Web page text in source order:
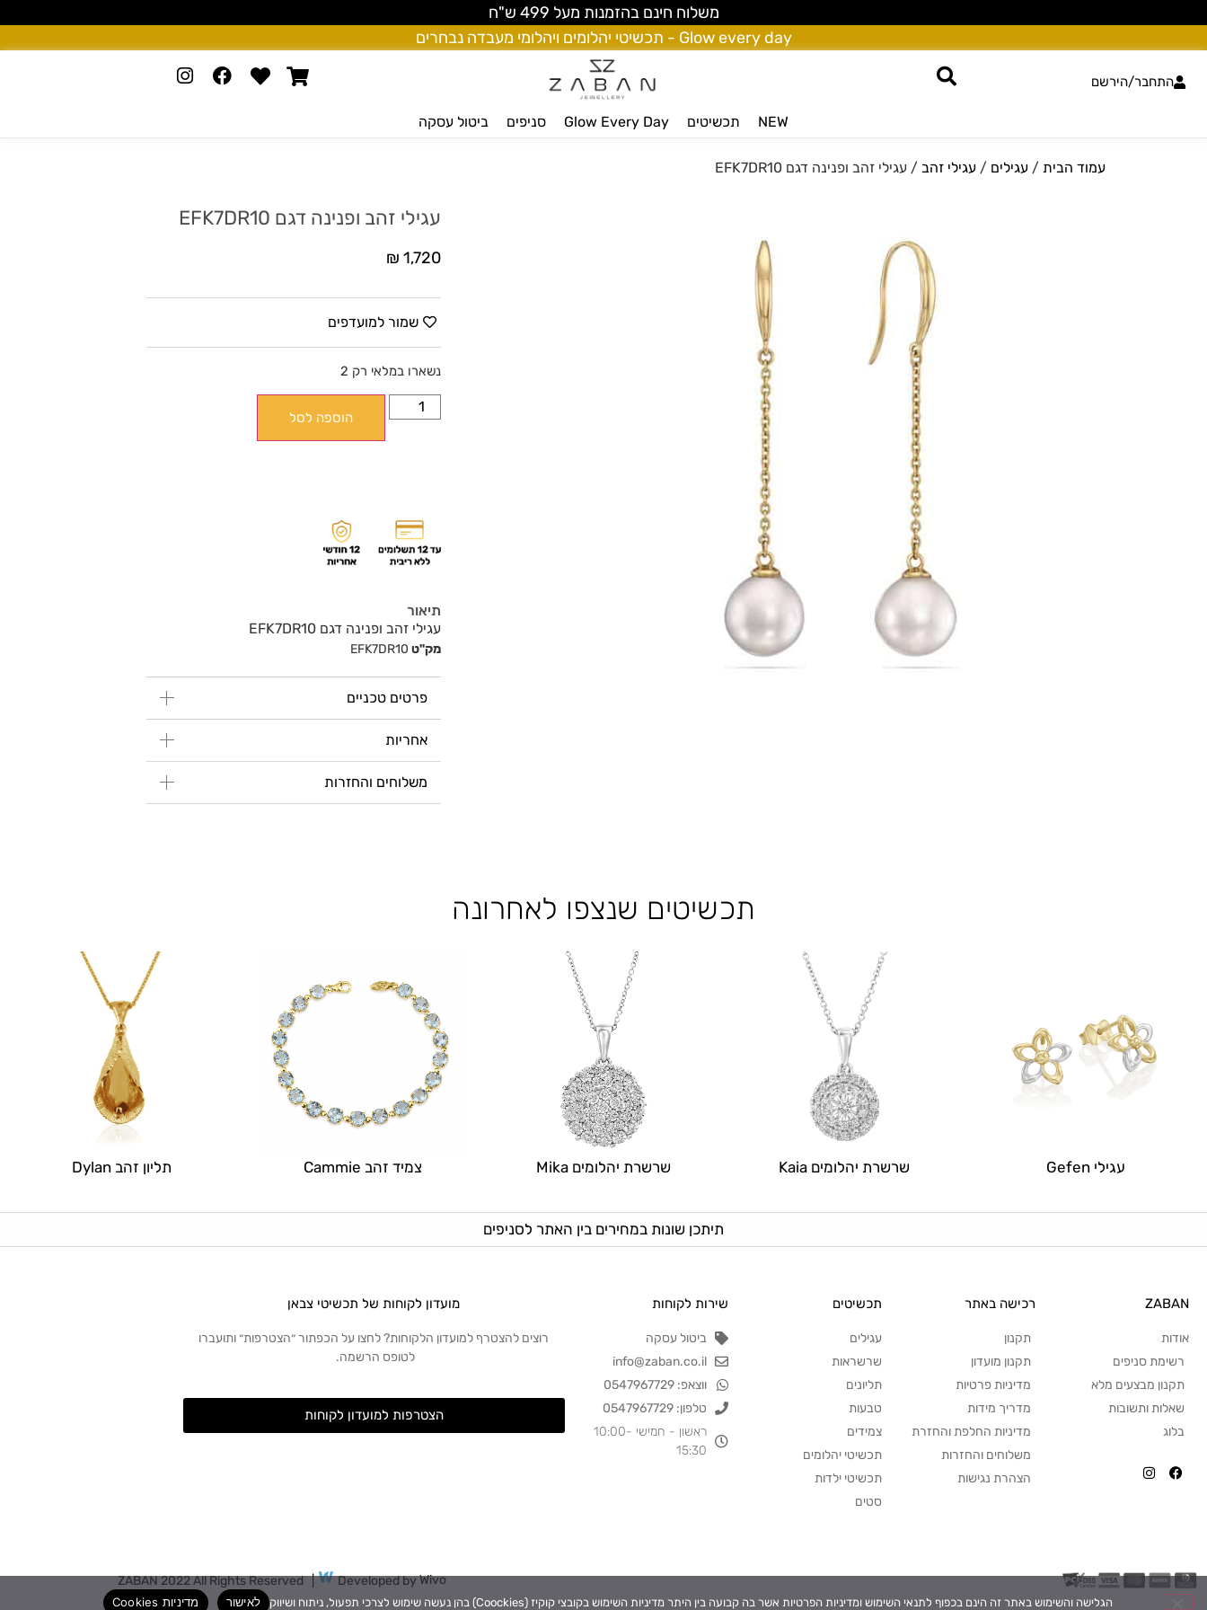
משלוח חינם בהזמנות מעל 499 ש"ח
Glow every day - תכשיטי יהלומים ויהלומי מעבדה נבחרים
התחבר/הירשם
NEW תכשיטים Glow Every Day סניפים ביטול עסקה
עמוד הבית /עגילים /עגילי זהב / עגילי זהב ופנינה דגם EFK7DR10
עגילי זהב ופנינה דגם EFK7DR10
₪ 1,720
שמור למועדפים
נשארו במלאי רק 2
הוספה לסל
תיאור
עגילי זהב ופנינה דגם EFK7DR10
מק"ט EFK7DR10
פרטים טכניים
אחריות
משלוחים והחזרות
תכשיטים שנצפו לאחרונה
עגילי Gefen שרשרת יהלומים Kaia שרשרת יהלומים Mika צמיד זהב Cammie תליון זהב Dylan
תיתכן שונות במחירים בין האתר לסניפים
ZABAN
אודות
רשימת סניפים
תקנון מבצעים מלא
שאלות ותשובות
בלוג
רכישה באתר
תקנון
תקנון מועדון
מדיניות פרטיות
מדריך מידות
מדיניות החלפת והחזרת
משלוחים והחזרות
הצהרת נגישות
תכשיטים
עגילים
שרשראות
תליונים
טבעות
צמידים
תכשיטי יהלומים
תכשיטי ילדות
סטים
שירות לקוחות
ביטול עסקה
info@zaban.co.il
ווצאפ: 0547967729
טלפון: 0547967729
ראשון - חמישי 10:00-
15:30
מועדון לקוחות של תכשיטי צבאן
רוצים להצטרף למועדון הלקוחות? לחצו על הכפתור ״הצטרפות״ ותועברו
לטופס הרשמה.
הצטרפות למועדון לקוחות
ZABAN 2022 All Rights Reserved | Developed byWivo
seo by M David
הגלישה והשימוש באתר זה הינם בכפוף לתנאי השימוש ומדיניות הפרטיות אשר בה קבועה בין היתר מדיניות השימוש בקובצי קוקיז (Coockies) בהן נעשה שימוש לצרכי תפעול, ניתוח ושיווק לאישור מדיניות Cookies